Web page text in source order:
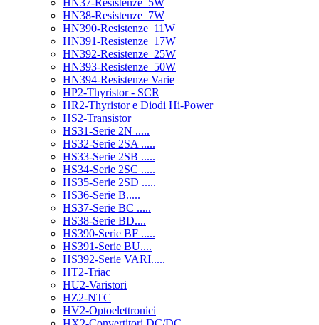
HN37-Resistenze_5W
HN38-Resistenze_7W
HN390-Resistenze_11W
HN391-Resistenze_17W
HN392-Resistenze_25W
HN393-Resistenze_50W
HN394-Resistenze Varie
HP2-Thyristor - SCR
HR2-Thyristor e Diodi Hi-Power
HS2-Transistor
HS31-Serie 2N .....
HS32-Serie 2SA .....
HS33-Serie 2SB .....
HS34-Serie 2SC .....
HS35-Serie 2SD .....
HS36-Serie B.....
HS37-Serie BC .....
HS38-Serie BD....
HS390-Serie BF .....
HS391-Serie BU....
HS392-Serie VARI.....
HT2-Triac
HU2-Varistori
HZ2-NTC
HV2-Optoelettronici